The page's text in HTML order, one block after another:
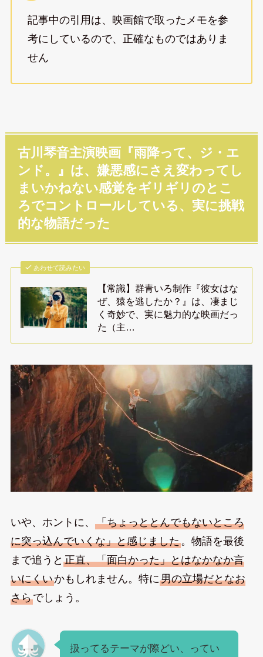
記事中の引用は、映画館で取ったメモを参
考にしているので、正確なものではありま
せん
古川琴音主演映画『雨降って、ジ・エ
ンド。』は、嫌悪感にさえ変わってし
まいかねない感覚をギリギリのとこ
ろでコントロールしている、実に挑戦
的な物語だった
あわせて読みたい
【常識】群青いろ制作『彼女はな
ぜ、猿を逃したか？』は、凄まじ
く奇妙で、実に魅力的な映画だっ
た（主…
いや、ホントに、 「ちょっととんでもないところ
に突っ込んでいくな」と感じました。物語を最後
まで追うと 正直、「面白かった」とはなかなか言
いにくいかもしれません。特に男の立場だとなお
さらでしょう。
扱ってるテーマが際どい、ってい